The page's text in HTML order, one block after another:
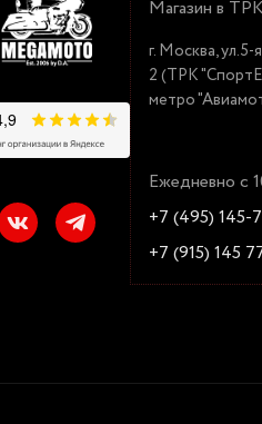
Магазин в
г. Москва,
2 (ТРК
метро
Ежедневно с
+7 (495) 145-
+7 (915) 145